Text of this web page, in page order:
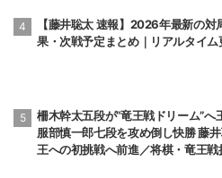
【藤井聡太 速報】2026年最新の対
果・次戦予定まとめ｜リアルタイム
柵木幹太五段が“竜王戦ドリーム”へ
服部慎一郎七段を攻め倒し快勝 藤
王への初挑戦へ前進／将棋・竜王戦